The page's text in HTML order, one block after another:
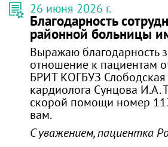
26 июня 2026 г.
Благодарность
районной больницы
Выражаю благодарность
отношение к пациентам
БРИТ КОГБУЗ
кардиолога Сунцова И.А.
скорой помощи номер
вам.
С уважением, пациентка